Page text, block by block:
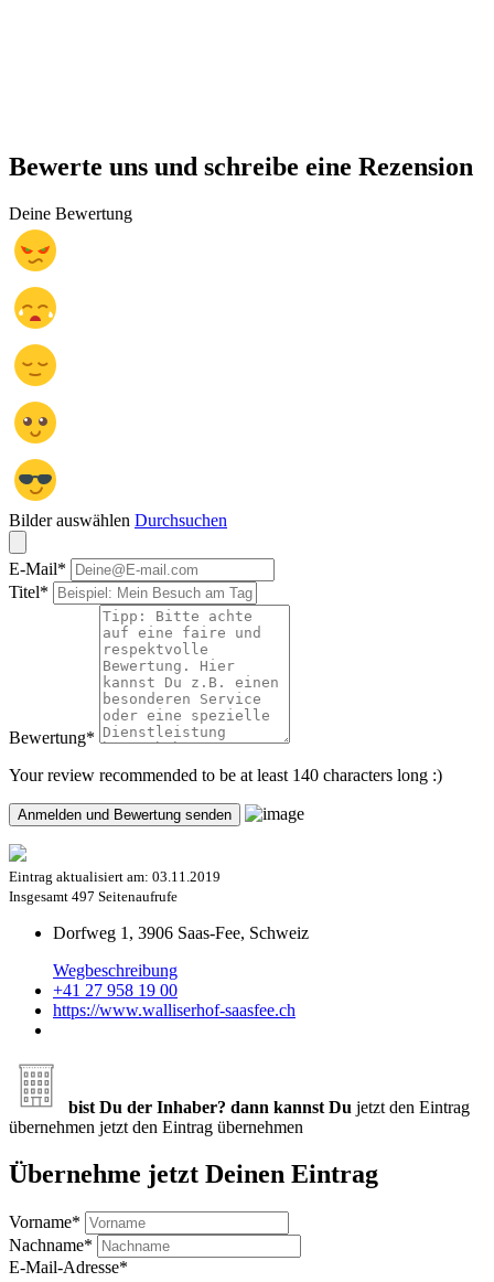
Bewerte uns und schreibe eine Rezension
Deine Bewertung
Bilder auswählen Durchsuchen
E-Mail*
Titel*
Bewertung*
Your review recommended to be at least 140 characters long :)
Eintrag aktualisiert am: 03.11.2019
Insgesamt 497 Seitenaufrufe
Dorfweg 1, 3906 Saas-Fee, Schweiz
Wegbeschreibung
+41 27 958 19 00
https://www.walliserhof-saasfee.ch
bist Du der Inhaber? dann kannst Du jetzt den Eintrag
übernehmen jetzt den Eintrag übernehmen
Übernehme jetzt Deinen Eintrag
Vorname*
Nachname*
E-Mail-Adresse*